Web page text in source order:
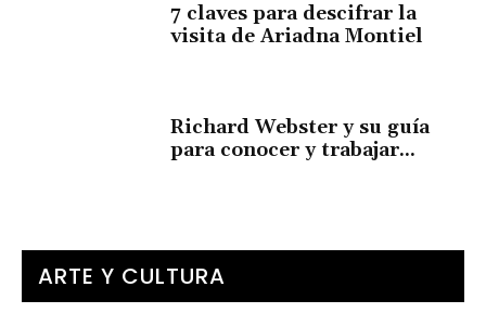
7 claves para descifrar la
visita de Ariadna Montiel
Richard Webster y su guía
para conocer y trabajar...
ARTE Y CULTURA